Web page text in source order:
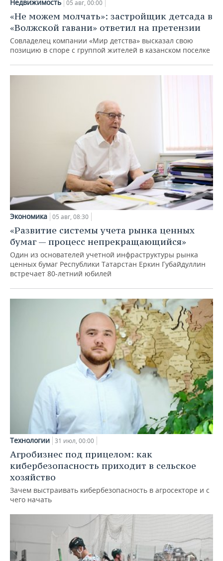
Недвижимость 05 авг, 00:00
«Не можем молчать»: застройщик детсада в
«Волжской гавани» ответил на претензии
Совладелец компании «Мир детства» высказал свою
позицию в споре с группой жителей в казанском поселке
Экономика 05 авг, 08:30
«Развитие системы учета рынка ценных
бумаг — процесс непрекращающийся»
Один из основателей учетной инфраструктуры рынка
ценных бумаг Республики Татарстан Еркин Губайдуллин
встречает 80-летний юбилей
Технологии 31 июл, 00:00
Агробизнес под прицелом: как
кибербезопасность приходит в сельское
хозяйство
Зачем выстраивать кибербезопасность в агросекторе и с
чего начать